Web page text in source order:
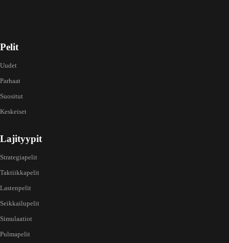
Pelit
Uudet
Parhaat
Suositut
Keskeiset
Lajityypit
Strategiapelit
Taktiikkapelit
Lastenpelit
Seikkailupelit
Simulaatiot
Pulmapelit